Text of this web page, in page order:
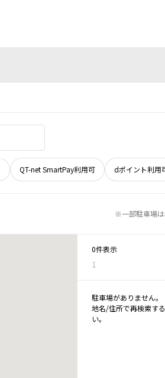
QT-net SmartPay利用可 dポイント利用
※一部駐車場
0件表示
1
駐車場がありません。
地名/住所で再検索す
い。